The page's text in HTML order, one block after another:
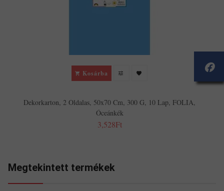
Kosárba
Dekorkarton, 2 Oldalas, 50x70 Cm, 300 G, 10 Lap, FOLIA,
Óceánkék
3,528Ft
Megtekintett termékek